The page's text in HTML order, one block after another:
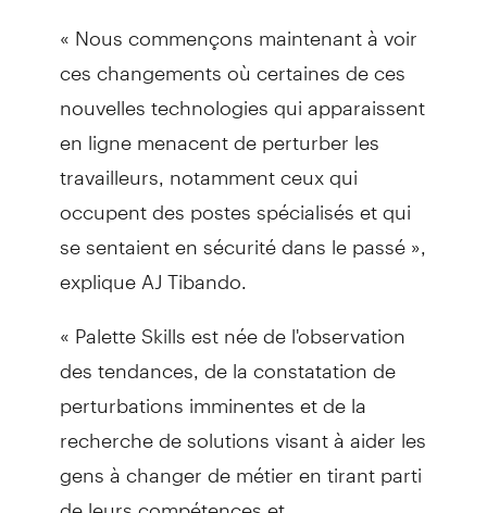
« Nous commençons maintenant à voir
ces changements où certaines de ces
nouvelles technologies qui apparaissent
en ligne menacent de perturber les
travailleurs, notamment ceux qui
occupent des postes spécialisés et qui
se sentaient en sécurité dans le passé »,
explique AJ Tibando.
« Palette Skills est née de l'observation
des tendances, de la constatation de
perturbations imminentes et de la
recherche de solutions visant à aider les
gens à changer de métier en tirant parti
de leurs compétences et